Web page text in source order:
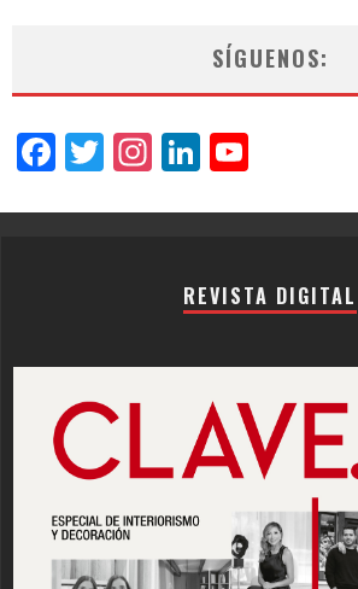
SÍGUENOS:
Facebook
Twitter
Instagram
LinkedIn
REVISTA DIGITAL